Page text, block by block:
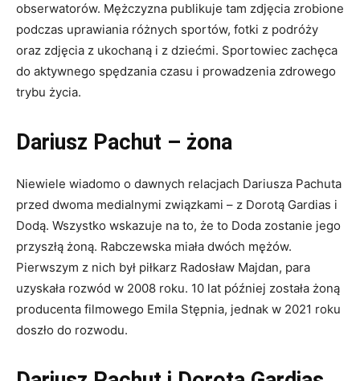
obserwatorów. Mężczyzna publikuje tam zdjęcia zrobione
podczas uprawiania różnych sportów, fotki z podróży
oraz zdjęcia z ukochaną i z dziećmi. Sportowiec zachęca
do aktywnego spędzania czasu i prowadzenia zdrowego
trybu życia.
Dariusz Pachut – żona
Niewiele wiadomo o dawnych relacjach Dariusza Pachuta
przed dwoma medialnymi związkami – z Dorotą Gardias i
Dodą. Wszystko wskazuje na to, że to Doda zostanie jego
przyszłą żoną. Rabczewska miała dwóch mężów.
Pierwszym z nich był piłkarz Radosław Majdan, para
uzyskała rozwód w 2008 roku. 10 lat później została żoną
producenta filmowego Emila Stępnia, jednak w 2021 roku
doszło do rozwodu.